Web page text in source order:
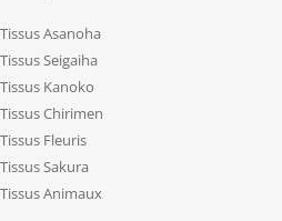
Tissus Asanoha
Tissus Seigaiha
Tissus Kanoko
Tissus Chirimen
Tissus Fleuris
Tissus Sakura
Tissus Animaux